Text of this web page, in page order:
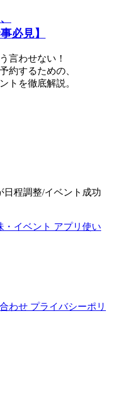
必見】
言わせない！
予約するための、
トを徹底解説。
日程調整/イベント成功
・イベント アプリ使い
わせ プライバシーポリ